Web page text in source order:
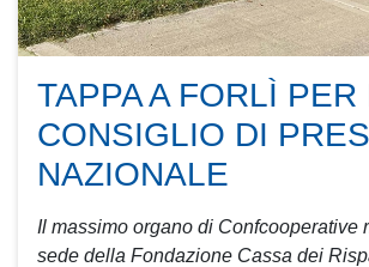
TAPPA A FORLÌ PER
CONSIGLIO DI
NAZIONALE
Il massimo organo di Confcooperative
sede della Fondazione Cassa dei